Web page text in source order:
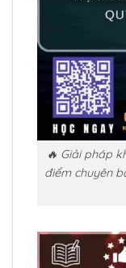
🔥 Giải pháp
điểm chuyên